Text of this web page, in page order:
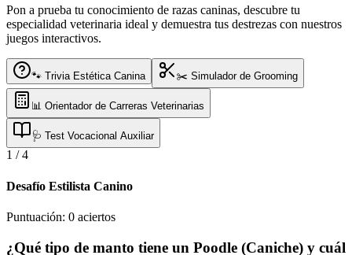
Pon a prueba tu conocimiento de razas caninas, descubre tu
especialidad veterinaria ideal y demuestra tus destrezas con nuestros
juegos interactivos.
🐾 Trivia Estética Canina ✂️ Simulador de Grooming
📊 Orientador de Carreras Veterinarias
🩺 Test Vocacional Auxiliar
1 /4
Desafío Estilista Canino
Puntuación: 0 aciertos
¿Qué tipo de manto tiene un Poodle (Caniche) y cuál